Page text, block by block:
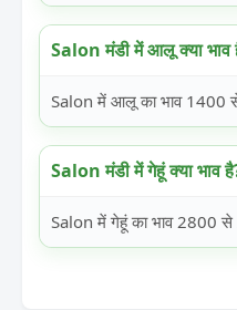
Salon मंडी में आलू क्या भाव
Salon में आलू का भाव 1400
Salon मंडी में गेहूं क्या भाव
Salon में गेहूं का भाव 2800